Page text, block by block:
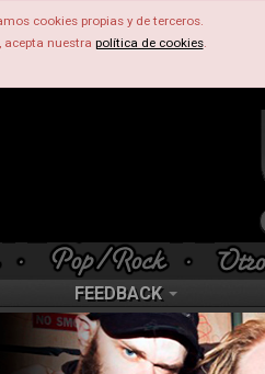
cookies propias y de terceros.
nuestra política de cookies.
FEEDBACK